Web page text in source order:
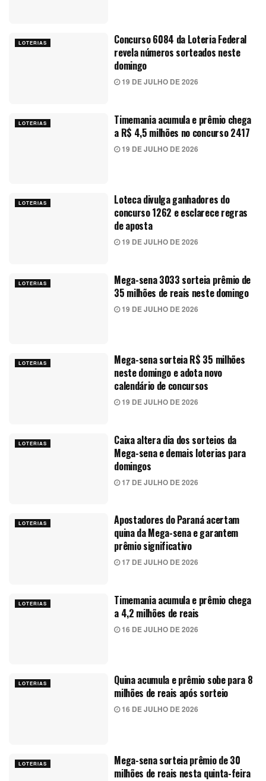
LOTERIAS
Concurso 6084 da Loteria Federal
revela números sorteados neste
domingo
19 DE JULHO DE 2026
LOTERIAS
Timemania acumula e prêmio chega
a R$ 4,5 milhões no concurso 2417
19 DE JULHO DE 2026
LOTERIAS
Loteca divulga ganhadores do
concurso 1262 e esclarece regras
de aposta
19 DE JULHO DE 2026
LOTERIAS
Mega-sena 3033 sorteia prêmio de
35 milhões de reais neste domingo
19 DE JULHO DE 2026
LOTERIAS
Mega-sena sorteia R$ 35 milhões
neste domingo e adota novo
calendário de concursos
19 DE JULHO DE 2026
LOTERIAS
Caixa altera dia dos sorteios da
Mega-sena e demais loterias para
domingos
17 DE JULHO DE 2026
LOTERIAS
Apostadores do Paraná acertam
quina da Mega-sena e garantem
prêmio significativo
17 DE JULHO DE 2026
LOTERIAS
Timemania acumula e prêmio chega
a 4,2 milhões de reais
16 DE JULHO DE 2026
LOTERIAS
Quina acumula e prêmio sobe para 8
milhões de reais após sorteio
16 DE JULHO DE 2026
LOTERIAS
Mega-sena sorteia prêmio de 30
milhões de reais nesta quinta-feira